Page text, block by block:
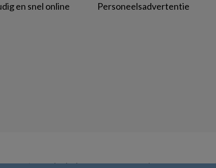
en snel online
Personeelsadvertentie
& Learning, onderdeel vanSpringer Nature|Privacy Statement